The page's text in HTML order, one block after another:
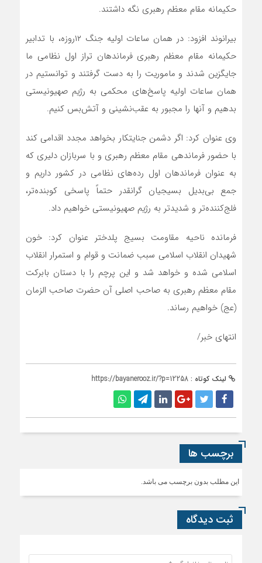
حکیمانه مقام معظم رهبری نگه داشتند.
بیرانوند افزود: در همان ساعات اولیه جنگ ۱۲روزه، با تدابیر
حکیمانه مقام معظم رهبری فرماندهان تراز اول نظامی ما
جایگزین شدند و ماموریت را به دست گرفتند و توانستیم در
همان ساعات اولیه پاسخ‌های محکمی به رژیم صهیونیستی
بدهیم و آنها را مجبور به عقب‌نشینی و آتش‌بس کنیم.
وی عنوان کرد: اگر دشمن جنایتکار بخواهد مجدد اقدامی کند
با حضور فرماندهی مقام معظم رهبری و با سربازان دلیری که
به عنوان فرماندهان اول رده‌های نظامی در کشور داریم و
جمع بی‌بدیل بسیجیان گرانقدر حتماً پاسخی کوبنده‌تر،
فلج‌کننده‌تر و شدیدتر به رژیم صهیونیستی خواهیم داد.
فرمانده ناحیه مقاومت بسیج پلدختر عنوان کرد: خون
شهیدان انقلاب اسلامی سبب ضمانت و قوام و استمرار انقلاب
اسلامی شده و خواهد شد و این پرچم را با دستان بابرکت
مقام معظم رهبری به صاحب اصلی آن حضرت صاحب الزمان
(عج) خواهیم رساند.
انتهای خبر/
لینک کوتاه : https://bayanerooz.ir/?p=12258
برچسب ها
این مطلب بدون برچسب می باشد.
ثبت دیدگاه